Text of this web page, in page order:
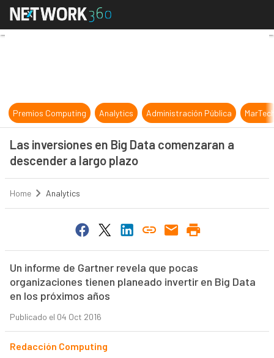
Las inversiones en Big Data
Premios Computing Analytics Administración Pública
Las inversiones en Big Data comenzaran a
descender a largo plazo
Home Analytics
Un informe de Gartner revela que pocas
organizaciones tienen planeado invertir en Big Data
en los próximos años
Publicado el 04 Oct 2016
Redacción Computing